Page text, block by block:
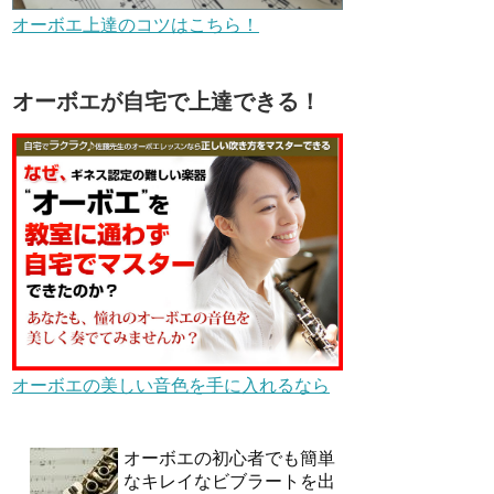
オーボエ上達のコツはこちら！
オーボエが自宅で上達できる！
オーボエの美しい音色を手に入れるなら
オーボエの初心者でも簡単
なキレイなビブラートを出